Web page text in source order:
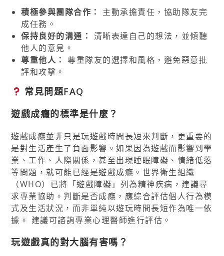
積極參與團隊合作：
主動承擔責任，協助隊友完
成任務。
保持良好的溝通： 清晰表達自己的想法，並傾聽
他人的意見。
尊重他人： 尊重隊友的選擇和風格，避免惡意批
評和攻擊。
常見問題FAQ
遊戲成癮的標準是什麼？
遊戲成癮並非只是玩遊戲時間長短來判斷，更重要的
是對生活產生了負面影響。如果因為遊戲而影響到學
業、工作、人際關係，甚至出現睡眠障礙、情緒低落
等問題，就可能已經是遊戲成癮。世界衛生組織
（WHO）已將「遊戲障礙」列為精神疾病，建議尋
求專業協助。判斷是否成癮，應綜合評估個人行為模
式及生活狀況，而非單純以遊玩時間長短作為唯一依
據。 建議可諮詢專業心理醫師進行評估。
玩遊戲真的對大腦有害嗎？